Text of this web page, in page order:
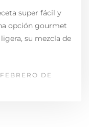
super fácil y
opción gourmet
su mezcla de
DE